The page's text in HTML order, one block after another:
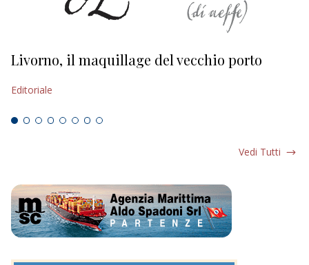
Livorno, il maquillage del vecchio porto
Editoriale
Vedi Tutti